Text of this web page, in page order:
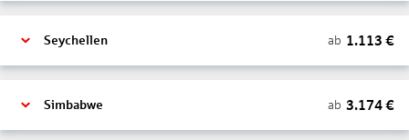
Seychellen ab 1.113 €
Simbabwe ab 3.174€